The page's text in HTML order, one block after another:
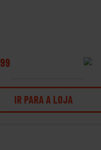
99
IR PARA A LOJA